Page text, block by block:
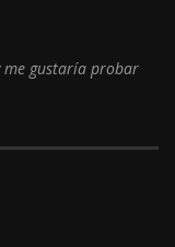
me gustaría probar